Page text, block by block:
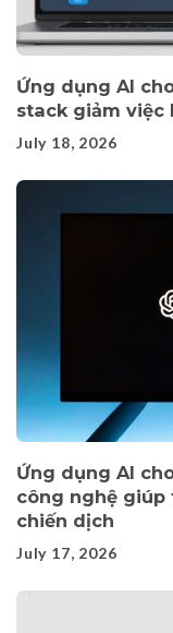
Ứng dụng AI
stack giảm việc
July 18, 2026
Ứng dụng AI
công nghệ giúp
chiến dịch
July 17, 2026